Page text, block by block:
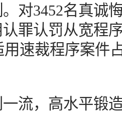
对3452名真诚
罪认罚从宽程
用速裁程序案件
流，高水平锻